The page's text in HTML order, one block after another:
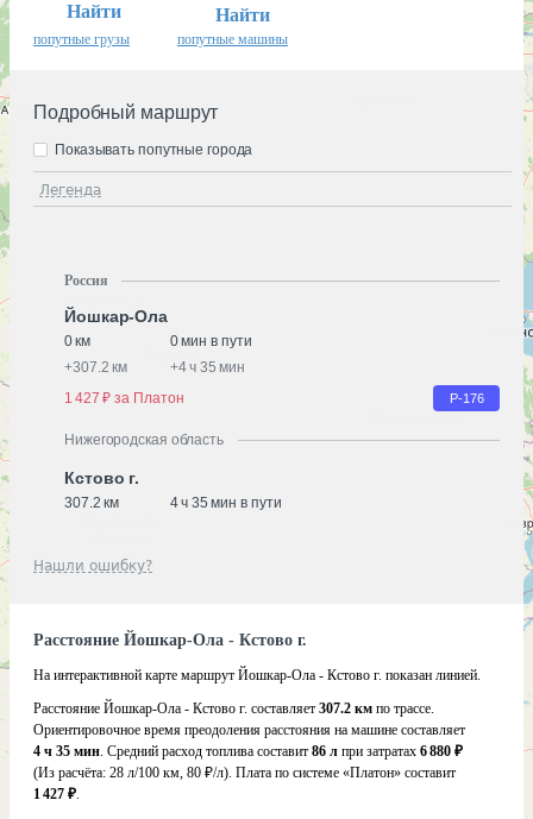
Найти
попутные грузы
Найти
попутные машины
Подробный маршрут
Легенда
Показывать попутные города
Россия
Йошкар-Ола
0 км
0 мин в пути
+307.2 км +4 ч 35 мин
1 427 ₽ за Платон
Р-176
Нижегородская область
Кстово г.
307.2 км 4 ч 35 мин в пути
Нашли ошибку?
Расстояние Йошкар-Ола - Кстово г.
На интерактивной карте маршрут Йошкар-Ола - Кстово г. показан линией.
Расстояние Йошкар-Ола - Кстово г. составляет 307.2 км по трассе.
Ориентировочное время преодоления расстояния на машине составляет
4 ч 35 мин. Средний расход топлива составит 86 л при затратах 6 880 ₽
(Из расчёта: 28 л/100 км, 80 ₽/л). Плата по системе «Платон» составит
1 427 ₽.